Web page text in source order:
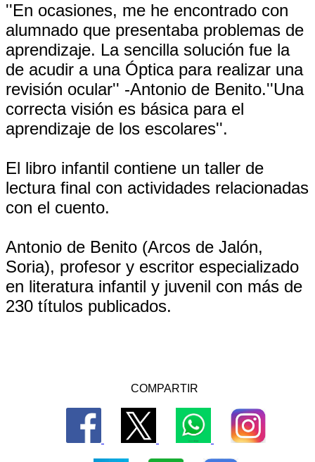
''En ocasiones, me he encontrado con
alumnado que presentaba problemas de
aprendizaje. La sencilla solución fue la
de acudir a una Óptica para realizar una
revisión ocular'' -Antonio de Benito.''Una
correcta visión es básica para el
aprendizaje de los escolares''.
El libro infantil contiene un taller de
lectura final con actividades relacionadas
con el cuento.
Antonio de Benito (Arcos de Jalón,
Soria), profesor y escritor especializado
en literatura infantil y juvenil con más de
230 títulos publicados.
COMPARTIR